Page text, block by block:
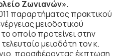
Ζωνιανών».
παραρτήματος πρακτικού
μειοδοτικού
οποίο προτείνει στην
μειοδότη τον κ.
προσφέροντας έκπτωση